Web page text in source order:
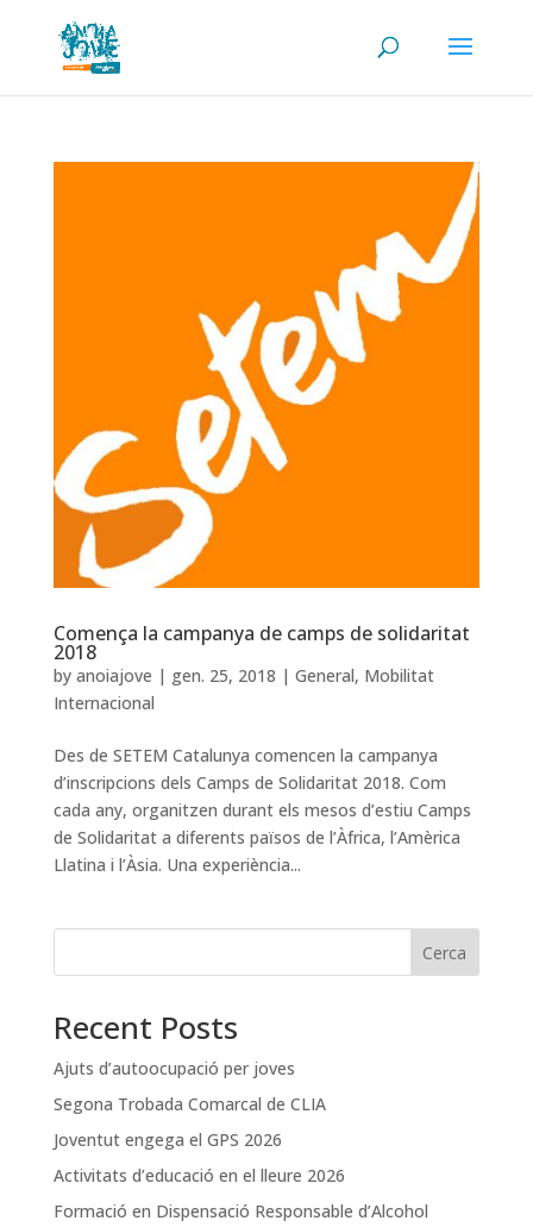
Comença la campanya de camps de solidaritat
2018
by anoiajove | gen. 25, 2018 | General, Mobilitat
Internacional
Des de SETEM Catalunya comencen la campanya
d’inscripcions dels Camps de Solidaritat 2018. Com
cada any, organitzen durant els mesos d’estiu Camps
de Solidaritat a diferents països de l’Àfrica, l’Amèrica
Llatina i l’Àsia. Una experiència...
Cerca
Recent Posts
Ajuts d’autoocupació per joves
Segona Trobada Comarcal de CLIA
Joventut engega el GPS 2026
Activitats d’educació en el lleure 2026
Formació en Dispensació Responsable d’Alcohol